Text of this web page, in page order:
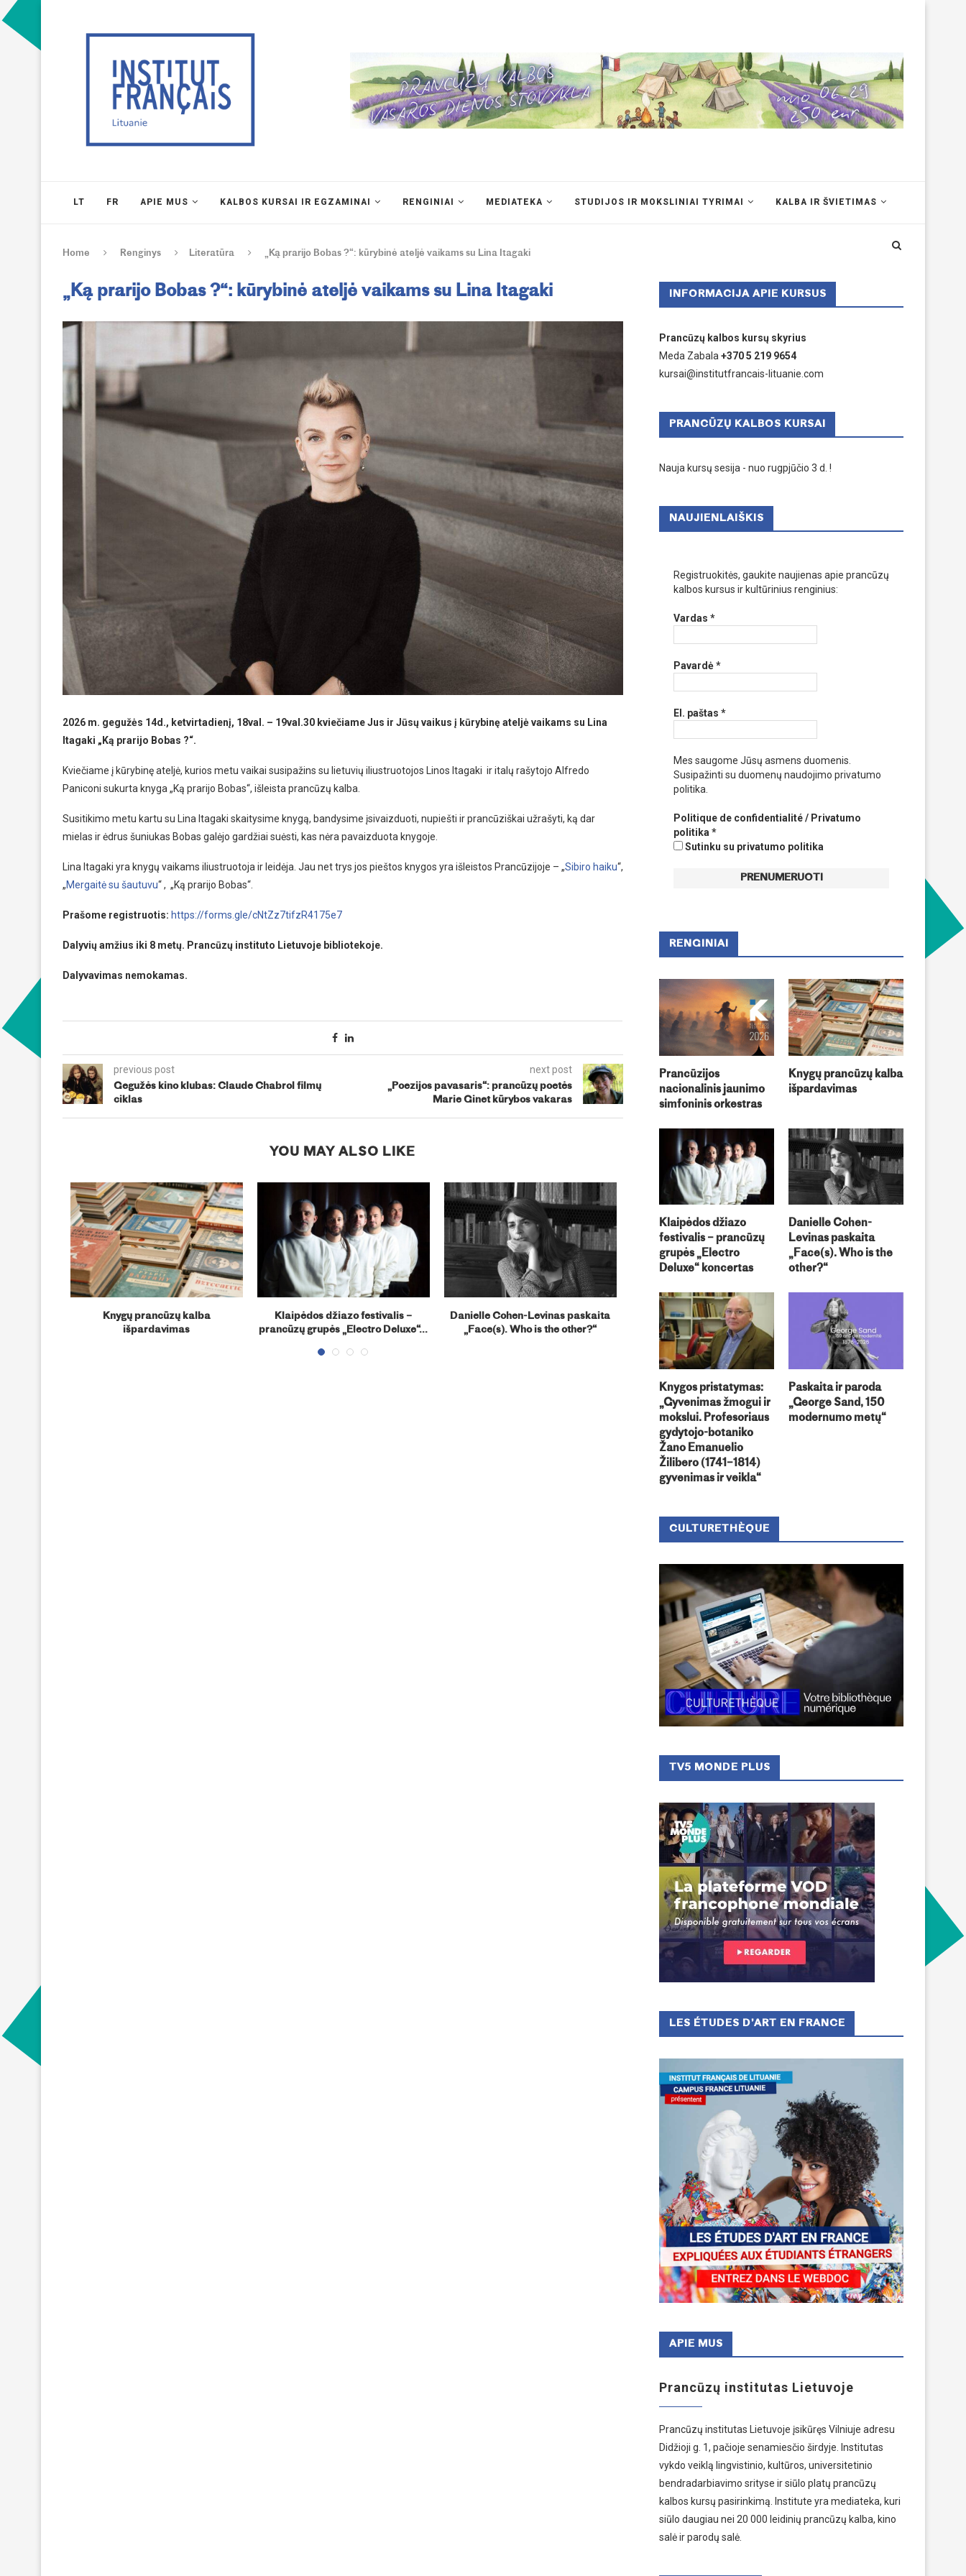
LT FR APIE MUS KALBOS KURSAI IR EGZAMINAI RENGINIAI MEDIATEKA STUDIJOS IR MOKSLINIAI TYRIMAI KALBA IR ŠVIETIMAS
Home Renginys Literatūra „Ką prarijo Bobas ?“: kūrybinė ateljė vaikams su Lina Itagaki
„Ką prarijo Bobas ?“: kūrybinė ateljė vaikams su Lina Itagaki
2026 m. gegužės 14d., ketvirtadienį, 18val. – 19val.30 kviečiame Jus ir Jūsų vaikus į kūrybinę ateljė vaikams su Lina
Itagaki „Ką prarijo Bobas ?“.
Kviečiame į kūrybinę ateljė, kurios metu vaikai susipažins su lietuvių iliustruotojos Linos Itagaki ir italų rašytojo Alfredo
Paniconi sukurta knyga „Ką prarijo Bobas“, išleista prancūzų kalba.
Susitikimo metu kartu su Lina Itagaki skaitysime knygą, bandysime įsivaizduoti, nupiešti ir prancūziškai užrašyti, ką dar
mielas ir ėdrus šuniukas Bobas galėjo gardžiai suėsti, kas nėra pavaizduota knygoje.
Lina Itagaki yra knygų vaikams iliustruotoja ir leidėja. Jau net trys jos pieštos knygos yra išleistos Prancūzijoje – „Sibiro haiku“,
„Mergaitė su šautuvu“ , „Ką prarijo Bobas“.
Prašome registruotis: https://forms.gle/cNtZz7tifzR4175e7
Dalyvių amžius iki 8 metų. Prancūzų instituto Lietuvoje bibliotekoje.
Dalyvavimas nemokamas.
previous post
Gegužės kino klubas: Claude Chabrol filmų
ciklas
next post
„Poezijos pavasaris“: prancūzų poetės
Marie Ginet kūrybos vakaras
YOU MAY ALSO LIKE
Knygų prancūzų kalba
išpardavimas
Klaipėdos džiazo festivalis –
prancūzų grupės „Electro Deluxe“...
Danielle Cohen-Levinas paskaita
„Face(s). Who is the other?“
Knygos pristatymas: „Gyvenimas
žmogui ir mokslui. Profesoriaus
gydytojo-botaniko...
Kauno literatūros savaitė:
„Žiema Sokče“ peržiūra
INFORMACIJA APIE KURSUS
Prancūzų kalbos kursų skyrius
Meda Zabala +370 5 219 9654
kursai@institutfrancais-lituanie.com
PRANCŪZŲ KALBOS KURSAI
Nauja kursų sesija - nuo rugpjūčio 3 d. !
NAUJIENLAIŠKIS
Registruokitės, gaukite naujienas apie prancūzų
kalbos kursus ir kultūrinius renginius:
Vardas *
Pavardė*
El. paštas *
Mes saugome Jūsų asmens duomenis.
Susipažinti su duomenų naudojimo privatumo
politika.
Politique de confidentialité / Privatumo
politika *
Sutinku su privatumo politika
RENGINIAI
Prancūzijos
nacionalinis jaunimo
simfoninis orkestras
Knygų prancūzų kalba
išpardavimas
Klaipėdos džiazo
festivalis – prancūzų
grupės „Electro
Deluxe“ koncertas
Danielle Cohen-
Levinas paskaita
„Face(s). Who is the
other?“
Knygos pristatymas:
„Gyvenimas žmogui ir
mokslui. Profesoriaus
gydytojo-botaniko
Žano Emanuelio
Žilibero (1741–1814)
gyvenimas ir veikla“
Paskaita ir paroda
„George Sand, 150
modernumo metų“
CULTURETHÈQUE
TV5 MONDE PLUS
LES ÉTUDES D’ART EN FRANCE
APIE MUS
Prancūzų institutas Lietuvoje
Prancūzų institutas Lietuvoje įsikūręs Vilniuje adresu
Didžioji g. 1, pačioje senamiesčio širdyje. Institutas
vykdo veiklą lingvistinio, kultūros, universitetinio
bendradarbiavimo srityse ir siūlo platų prancūzų
kalbos kursų pasirinkimą. Institute yra mediateka, kuri
siūlo daugiau nei 20 000 leidinių prancūzų kalba, kino
salė ir parodų salė.